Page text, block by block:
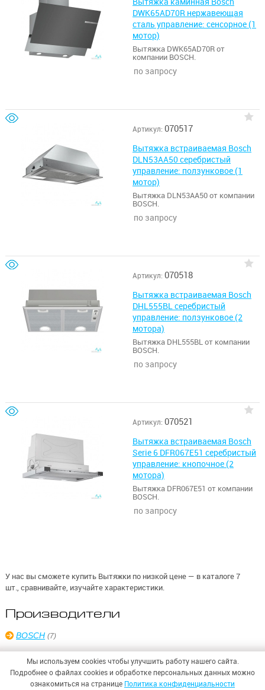
DWK65AD70R нержавеющая
сталь управление: сенсорное (1
мотор)
Вытяжка DWK65AD70R от
компании BOSCH.
по запросу
Артикул: 070517
Вытяжка встраиваемая Bosch
DLN53AA50 серебристый
управление: ползунковое (1
мотор)
Вытяжка DLN53AA50 от компании
BOSCH.
по запросу
Артикул: 070518
Вытяжка встраиваемая Bosch
DHL555BL серебристый
управление: ползунковое (2
мотора)
Вытяжка DHL555BL от компании
BOSCH.
по запросу
Артикул: 070521
Вытяжка встраиваемая Bosch
Serie 6 DFR067E51 серебристый
управление: кнопочное (2
мотора)
Вытяжка DFR067E51 от компании
BOSCH.
по запросу
У нас вы сможете купить Вытяжки по низкой цене — в каталоге 7
шт., сравнивайте, изучайте характеристики.
Производители
BOSCH (7)
Мы используем cookies чтобы улучшить работу нашего сайта.
Подробнее о файлах cookies и обработке персональных данных можно
ознакомиться на странице Политика конфиденциальности